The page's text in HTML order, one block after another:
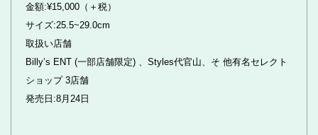
金額:¥15,000（＋税）
サイズ:25.5~29.0cm
取扱い店舗
Billy’s ENT (一部店舗限定) 、Styles代官山、そ 他有名セレクト
ショップ 3店舗
発売日:8月24日